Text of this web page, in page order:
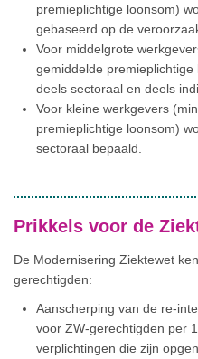
premieplichtige loonsom)
gebaseerd op de
Voor middelgrote
gemiddelde
deels sectoraal en deels
Voor kleine werkgevers
premieplichtige loonsom)
sectoraal bepaald.
Prikkels voor de
De Modernisering Ziektewet
gerechtigden:
Aanscherping van de re-
voor ZW-gerechtigden per
verplichtingen die zijn